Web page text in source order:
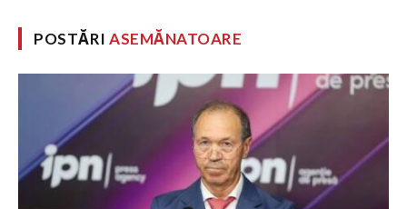
POSTĂRIASEMĂNATOARE